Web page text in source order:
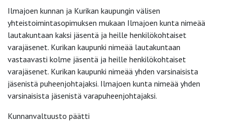
Ilmajoen kunnan ja Kurikan kaupungin välisen
yhteistoimintasopimuksen mukaan Ilmajoen kunta nimeää
lautakuntaan kaksi jäsentä ja heille henkilökohtaiset
varajäsenet. Kurikan kaupunki nimeää lautakuntaan
vastaavasti kolme jäsentä ja heille henkilökohtaiset
varajäsenet. Kurikan kaupunki nimeää yhden varsinaisista
jäsenistä puheenjohtajaksi. Ilmajoen kunta nimeää yhden
varsinaisista jäsenistä varapuheenjohtajaksi.
Kunnanvaltuusto päätti